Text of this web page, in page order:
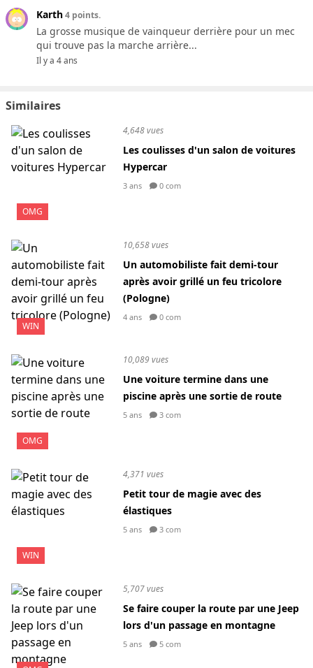
Karth4 points.
La grosse musique de vainqueur derrière pour un mec
qui trouve pas la marche arrière...
Il y a 4 ans
Similaires
OMG
4,648 vues
Les coulisses d'un salon de voitures
Hypercar
3 ans 0 com
WIN
10,658 vues
Un automobiliste fait demi-tour
après avoir grillé un feu tricolore
(Pologne)
4 ans 0 com
OMG
10,089 vues
Une voiture termine dans une
piscine après une sortie de route
5 ans 3 com
WIN
4,371 vues
Petit tour de magie avec des
élastiques
5 ans 3 com
5,707 vues
Se faire couper la route par une Jeep
lors d'un passage en montagne
5 ans 5 com